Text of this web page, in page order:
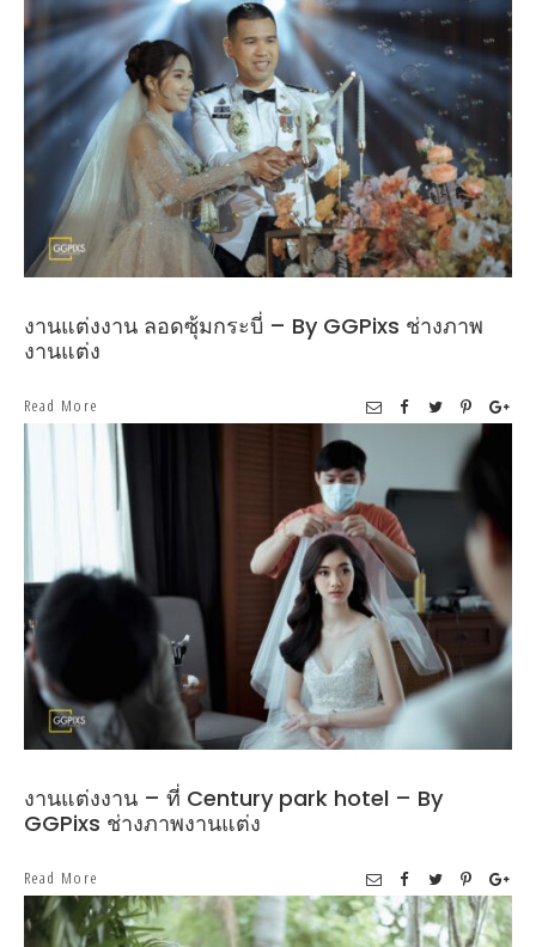
งานแต่งงาน ลอดซุ้มกระบี่ – By GGPixs ช่างภาพ
งานแต่ง
Read More
งานแต่งงาน – ที่ Century park hotel – By
GGPixs ช่างภาพงานแต่ง
Read More